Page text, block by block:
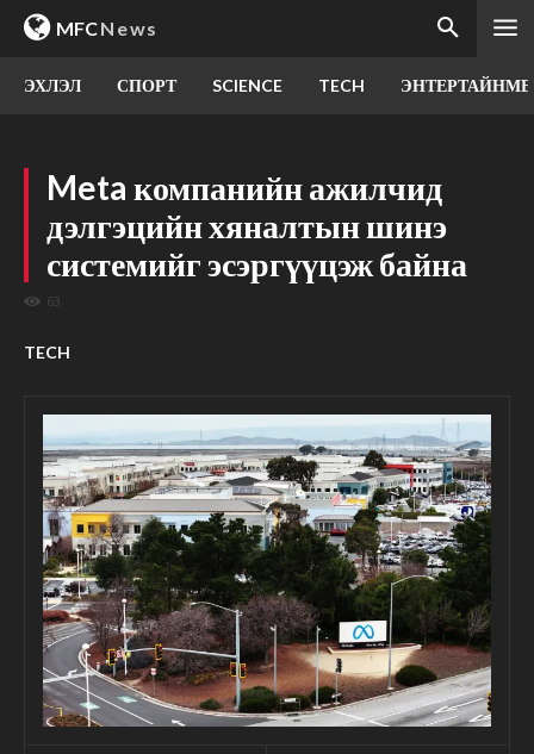
MFCNews
ЭХЛЭЛ СПОРТ SCIENCE TECH
Meta компанийн ажилчид
дэлгэцийн хяналтын шинэ
системийг эсэргүүцэж байна
63
TECH